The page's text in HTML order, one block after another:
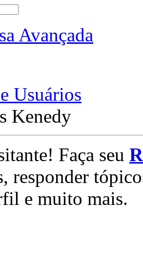
Avançada
Usuários
Kenedy
Faça seu
responder
e muito mais.